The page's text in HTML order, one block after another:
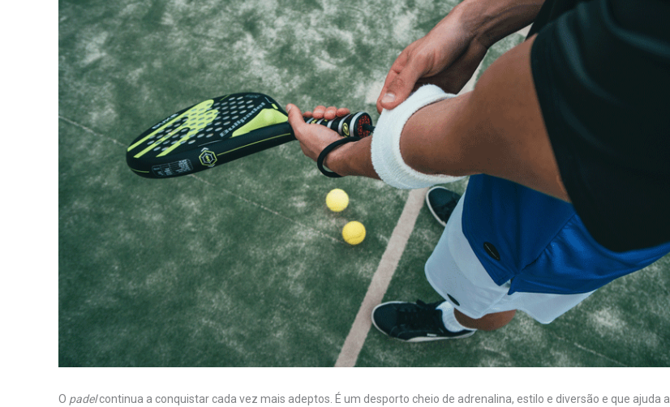
O padelcontinua a conquistar cada vez mais adeptos. É um desporto cheio de adrenalina, estilo e diversão e que ajuda a